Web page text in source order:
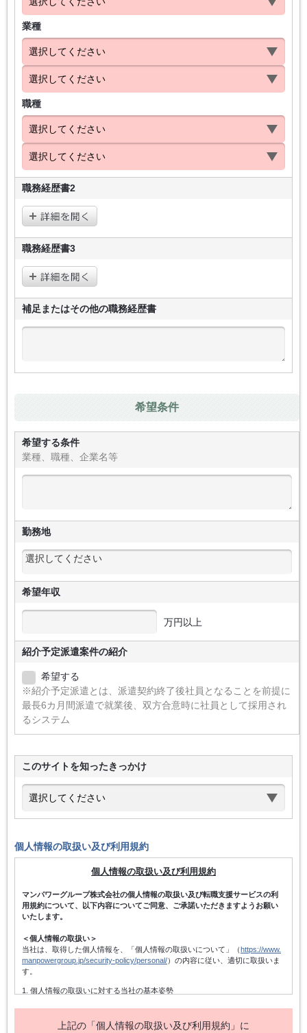
業種
職種
職務経歴書2
職務経歴書3
補足またはその他の職務経歴書
希望条件
希望する条件
業種、職種、企業名等
勤務地
希望年収
万円以上
紹介予定派遣案件の紹介
希望する
※紹介予定派遣とは、派遣契約終了後社員となることを前提に
最長6カ月間派遣で就業後、双方合意時に社員として採用され
るシステム
このサイトを知ったきっかけ
個人情報の取扱い及び利用規約
個人情報の取扱い及び利用規約
マンパワーグループ株式会社の個人情報の取扱い及び転職支援サービスの利
用規約について、以下内容についてご同意、ご承諾いただきますようお願い
いたします。
＜個人情報の取扱い＞
当社は、取得した個人情報を、「個人情報の取扱いについて」（ https://www.
manpowergroup.jp/security-policy/personal/）の内容に従い、適切に取扱いま
す。
1. 個人情報の取扱いに対する当社の基本姿勢
ます。また、個人情報の取得にあたっては、適法かつ公正な手段によって
上記の「個人情報の取扱い及び利用規約」に